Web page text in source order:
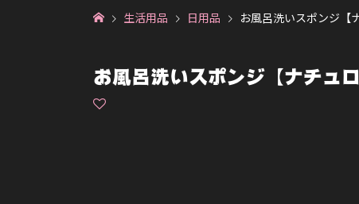
生活用品 日用品 お風呂洗いスポンジ【
お風呂洗いスポンジ【ナチュロ